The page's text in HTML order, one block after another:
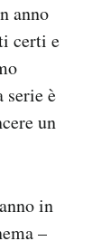
anno
certi e
serie è
un
in
–